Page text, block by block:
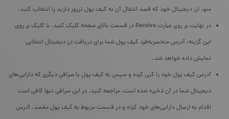
منو، ارز دیجیتال خود که قصد انتقال آن به کیف پول ترزور دارید را انتخاب کنید.
در نهایت بر روی عبارت Receive در قسمت بالای صفحه کلیک کنید. با کلیک بر روی
این گزینه، آدرس منحصربه‌فرد کیف پول شما برای دریافت ارز دیجیتال انتخابی
نمایش داده خواهد شد.
آدرس کیف پول خود را کپی کرده و سپس به کیف پول یا صرافی دیگری که دارایی‌های
دیجیتال شما در آن ذخیره شده است، مراجعه کنید. در این صرافی تنها کافی است
اقدام به ارسال دارایی‌های خود کرده و در قسمت مربوط به کیف پول مقصد، آدرس